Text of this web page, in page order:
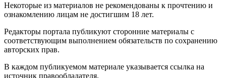
Некоторые из материалов не рекомендованы к прочтению и
ознакомлению лицам не достигшим 18 лет.
Редакторы портала публикуют сторонние материалы с
соответствующим выполнением обязательств по сохранению
авторских прав.
В каждом публикуемом материале указывается ссылка на
источник правообладателя.